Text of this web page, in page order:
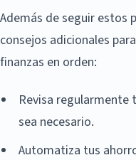
Además de seguir estos
consejos adicionales
finanzas en orden:
Revisa regularmente
sea necesario.
Automatiza tus